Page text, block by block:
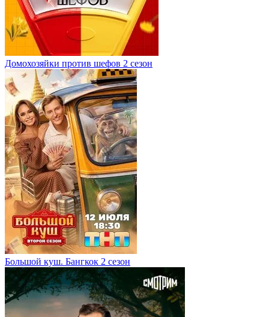
Домохозяйки против шефов 2 сезон
Большой куш. Бангкок 2 сезон